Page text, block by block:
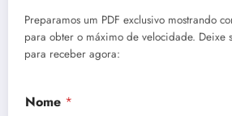
Preparamos um PDF exclusivo mostrando
para obter o máximo de velocidade. Deixe
para receber agora:
Nome *